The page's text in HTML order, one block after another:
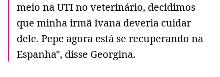
meio na UTI no veterinário, decidimos
que minha irmã Ivana deveria cuidar
dele. Pepe agora está se recuperando na
Espanha", disse Georgina.